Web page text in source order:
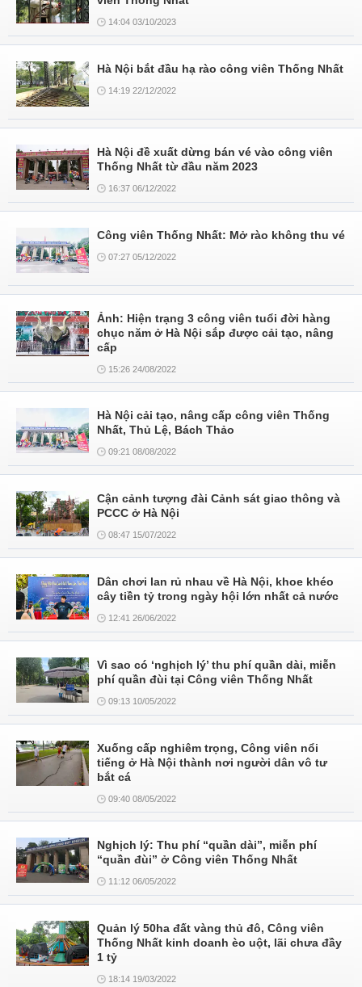
14:04 03/10/2023
Hà Nội bắt đầu hạ rào công viên Thống Nhất
14:19 22/12/2022
Hà Nội đề xuất dừng bán vé vào công viên
Thống Nhất từ đầu năm 2023
16:37 06/12/2022
Công viên Thống Nhất: Mở rào không thu vé
07:27 05/12/2022
Ảnh: Hiện trạng 3 công viên tuổi đời hàng
chục năm ở Hà Nội sắp được cải tạo, nâng
cấp
15:26 24/08/2022
Hà Nội cải tạo, nâng cấp công viên Thống
Nhất, Thủ Lệ, Bách Thảo
09:21 08/08/2022
Cận cảnh tượng đài Cảnh sát giao thông và
PCCC ở Hà Nội
08:47 15/07/2022
Dân chơi lan rủ nhau về Hà Nội, khoe khéo
cây tiền tỷ trong ngày hội lớn nhất cả nước
12:41 26/06/2022
Vì sao có ‘nghịch lý’ thu phí quần dài, miễn
phí quần đùi tại Công viên Thống Nhất
09:13 10/05/2022
Xuống cấp nghiêm trọng, Công viên nổi
tiếng ở Hà Nội thành nơi người dân vô tư
bắt cá
09:40 08/05/2022
Nghịch lý: Thu phí “quần dài”, miễn phí
“quần đùi” ở Công viên Thống Nhất
11:12 06/05/2022
Quản lý 50ha đất vàng thủ đô, Công viên
Thống Nhất kinh doanh èo uột, lãi chưa đầy
1 tỷ
18:14 19/03/2022